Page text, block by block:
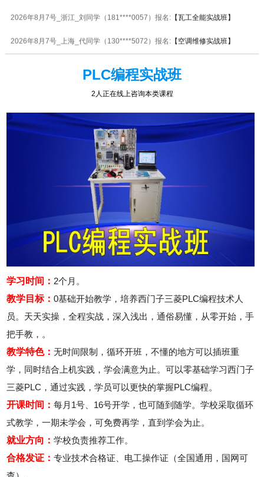
2026年8月7号_广东_潘同学（180****1508）报名:【瓦工全能实战班】
2026年8月7号_浙江_韩同学（132****2479）报名:【手机维修高级实战班】
2026年8月7号_湖南_谭同学（159****6596）报名:【PLC编程实战班】
PLC编程实战班
2人正在线上咨询本类课程
学习时间： 2个月。
教学目标：0基础开始教学，培养西门子三菱PLC编程技术人
员。天天实操，全程实战，深入浅出，通俗易懂，从零开始，手
把手教，。
教学特色：无时间限制，循环开班，不懂的地方可以插班重
学，同时结合上机实践，学会满意为止。可以零基础学习西门子
三菱PLC，通过实践，学员可以更快的掌握PLC编程。
开课时间：每月1号、16号开学，也可随到随学。学校采取循环
式教学，一期未学会，可免费再学，直到学会为止。
就业方向：学校负责推荐工作。
合格发证：专业技术合格证、电工操作证（全国通用，国网可